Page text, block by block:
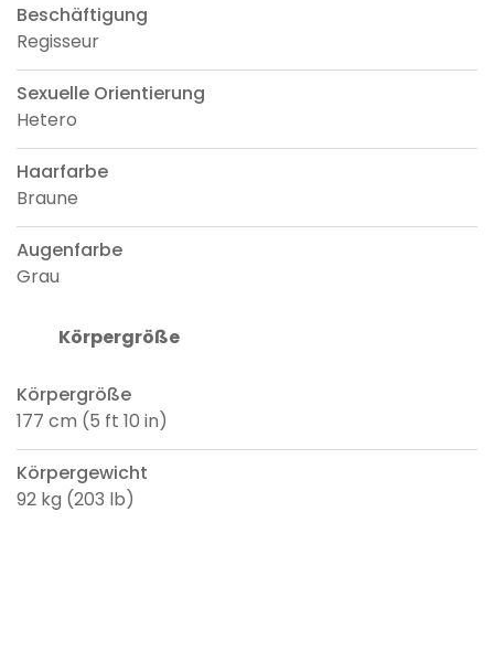
Beschäftigung
Regisseur
Sexuelle Orientierung
Hetero
Haarfarbe
Braune
Augenfarbe
Grau
Körpergröße
Körpergröße
177 cm (5 ft 10 in)
Körpergewicht
92 kg (203 lb)